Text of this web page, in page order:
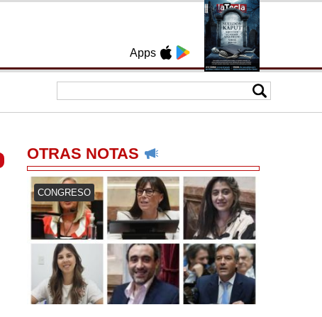
Apps
OTRAS NOTAS
CONGRESO